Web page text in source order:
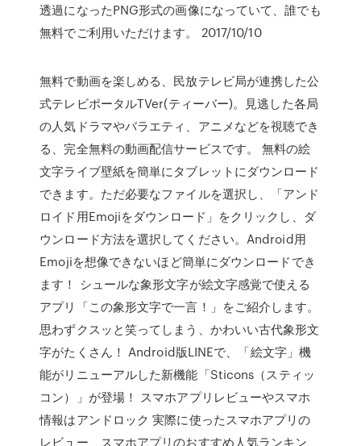
透過になったPNG形式の画像になっていて、誰でも
無料でご利用いただけます。 2017/10/10
無料で動画を楽しめる、民放テレビ局が連携した公
式テレビポータルTVer(ティーバー)。見逃した各局
の人気ドラマやバラエティ、アニメなどを視聴でき
る、完全無料の動画配信サービスです。 無料の絵
文字ライブ壁紙を簡単にタブレットにダウンロード
できます。ただ必要なファイルを選択し、「アンド
ロイド用Emojiをダウンロード」をクリックし、ダ
ウンロード方法を選択してください。Android用
Emojiを想像できないほど簡単にダウンロードでき
ます！ シュールな象形文字が絵文字感覚で使える
アプリ「この象形文字で一言！」をご紹介します。
思わずクスッと笑ってしまう、かわいい古代象形文
字がたくさん！ Android版LINEで、「絵文字」機
能がリニューアルした新機能「Sticons（スティッ
コン）」が登場！ スマホアプリレビューやスマホ
情報はアンドロック 実際に使ったスマホアプリの
レビュー、スマホアプリのおすすめ人気ランキン